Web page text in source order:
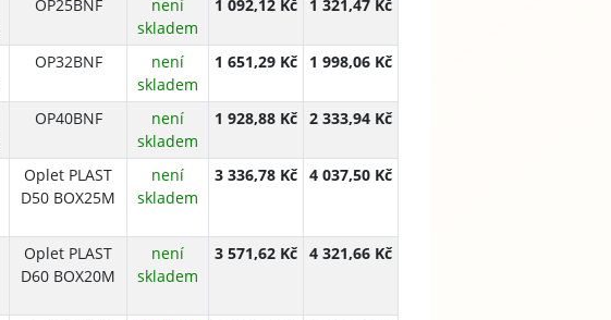
OP25BNF
není
skladem
1 092,12 Kč 1 321,47 Kč
OP32BNF
není
skladem
1 651,29 Kč 1 998,06 Kč
OP40BNF
není
skladem
1 928,88 Kč 2 333,94 Kč
Oplet PLAST
D50 BOX25M
není
skladem
3 336,78 Kč 4 037,50 Kč
Oplet PLAST
D60 BOX20M
není
skladem
3 571,62 Kč 4 321,66 Kč